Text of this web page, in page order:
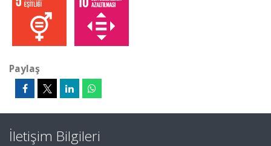
Paylaş
İletişim Bilgileri